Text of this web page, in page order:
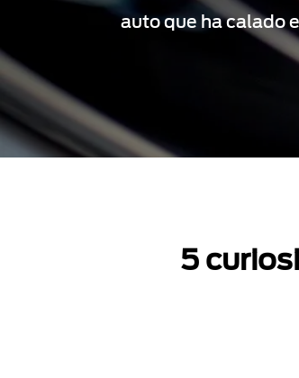
auto que ha calado
5